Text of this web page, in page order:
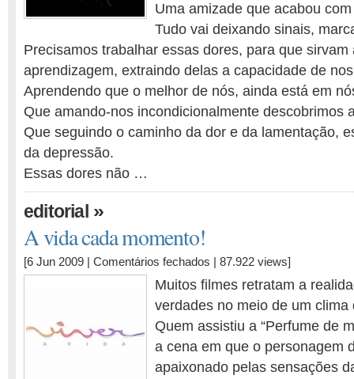
Uma amizade que acabou
Tudo vai deixando sinais,
Precisamos trabalhar essas dores, para que sirvam
aprendizagem, extraindo delas a capacidade de
Aprendendo que o melhor de nós, ainda está em
Que amando-nos incondicionalmente descobrimos
Que seguindo o caminho da dor e da lamentação,
da depressão.
Essas dores não …
editorial»
A vida cada momento!
[6 Jun 2009 | Comentários fechados em
vida
cada
momento!
| 87.922 views]
Muitos filmes retratam a
verdades no meio de um
Quem assistiu a “Perfume de
a cena em que o personagem
apaixonado pelas sensações